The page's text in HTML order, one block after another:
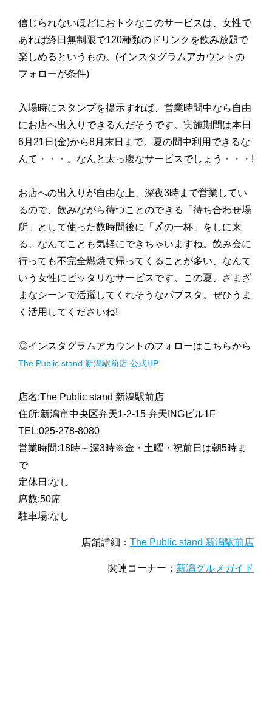
信じられないほどにおトクなこのサービスは、女性で
あれば終日無制限で120種類のドリンクを飲み放題で
楽しめるというもの。(インスタグラムアカウントの
フォローが条件)
入場時にスタンプを提示すれば、営業時間中なら自由
にお店へ出入りできるんだそうです。実施期間は本日
6月21日(金)から8月末日まで。夏の間中利用できるな
んて・・・。なんと太っ腹なサービスでしょう・・・!
お店への出入りが自由な上、深夜3時まで営業してい
るので、飲みながら待つことのできる「待ち合わせ場
所」として使った数時間後に「〆の一杯」をしに来
る、なんてことも気軽にできちゃいますね。飲み会に
行っても不完全燃焼で帰ってくることが多い、なんて
いう女性にピッタリなサービスです。この夏、さまざ
まなシーンで活躍してくれそうなパブスタ。ぜひうま
く活用してくださいね!
◎インスタグラムアカウントのフォローはこちらから
The Public stand 新潟駅前店 公式HP
店名:The Public stand 新潟駅前店
住所:新潟市中央区弁天1-2-15 弁天INGビル1F
TEL:025-278-8080
営業時間:18時～深3時※金・土曜・祝前日は朝5時ま
で
定休日:なし
席数:50席
駐車場:なし
店舗詳細： The Public stand 新潟駅前店
関連コーナー： 新潟グルメガイド